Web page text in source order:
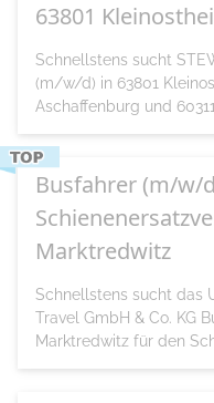
63801
Schnellstens sucht
(m/w/d) in 63801
Aschaffenburg und
Busfahrer (m/w/
Marktredwitz
Schnellstens sucht das
Travel GmbH & Co. KG
Marktredwitz für den